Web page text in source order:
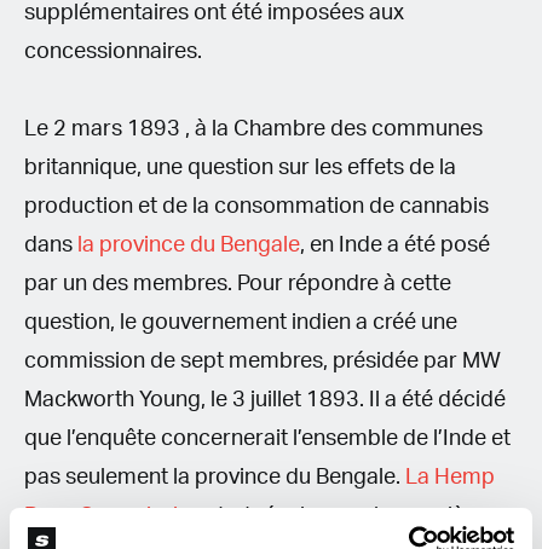
supplémentaires ont été imposées aux
concessionnaires.
Le 2 mars 1893 , à la Chambre des communes
britannique, une question sur les effets de la
production et de la consommation de cannabis
dans la province du Bengale, en Inde a été posé
par un des membres. Pour répondre à cette
question, le gouvernement indien a créé une
commission de sept membres, présidée par MW
Mackworth Young, le 3 juillet 1893. Il a été décidé
que l’enquête concernerait l’ensemble de l’Inde et
pas seulement la province du Bengale. La Hemp